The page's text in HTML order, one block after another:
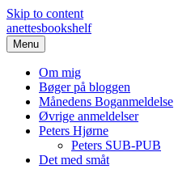
Skip to content
anettesbookshelf
Menu
Om mig
Bøger på bloggen
Månedens Boganmeldelse
Øvrige anmeldelser
Peters Hjørne
Peters SUB-PUB
Det med småt